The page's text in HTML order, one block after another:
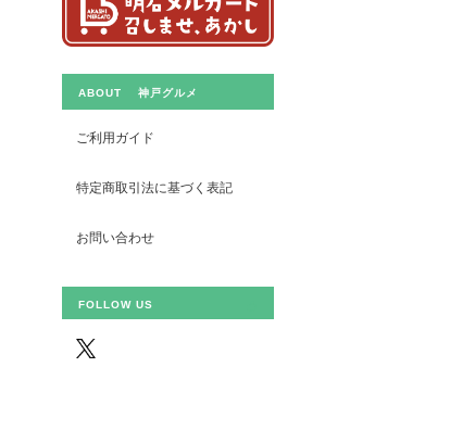
ABOUT 神戸グルメ
ご利用ガイド
特定商取引法に基づく表記
お問い合わせ
FOLLOW US